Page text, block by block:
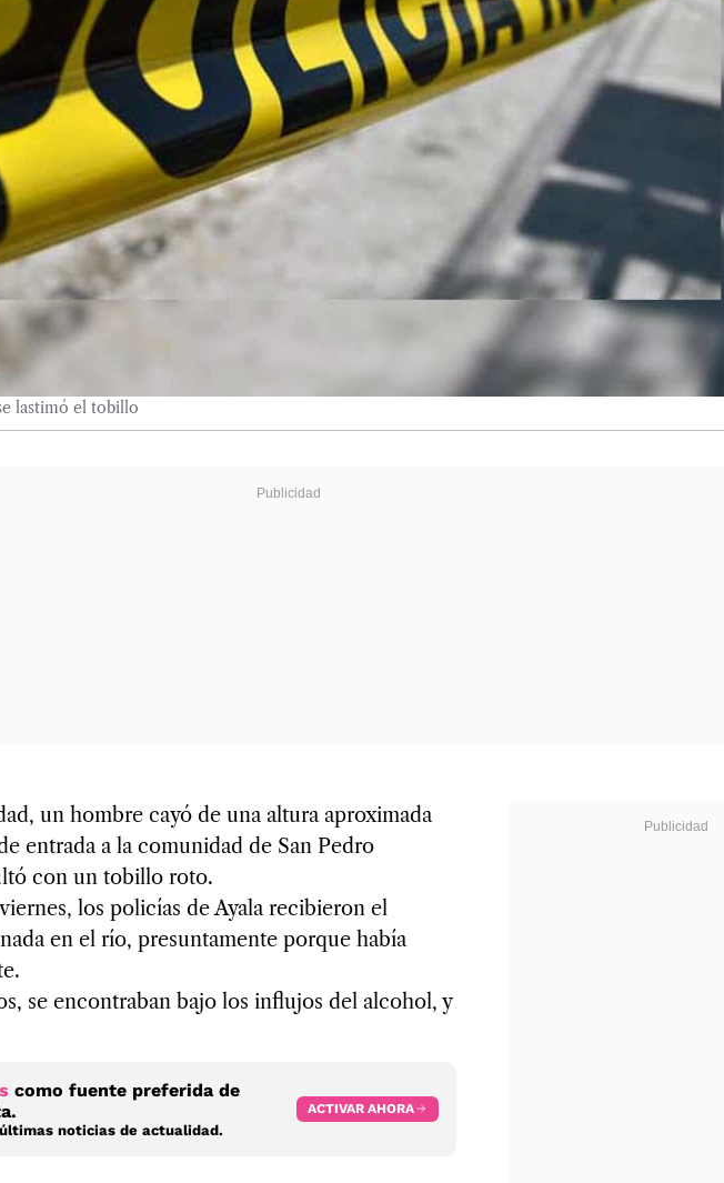
lastimó el tobillo
un hombre cayó de una altura aproximada
entrada a la comunidad de San Pedro
con un tobillo roto.
los policías de Ayala recibieron el
en el río, presuntamente porque había
se encontraban bajo los influjos del alcohol, y
como fuente preferida de
noticias de actualidad.
ACTIVAR AHORA